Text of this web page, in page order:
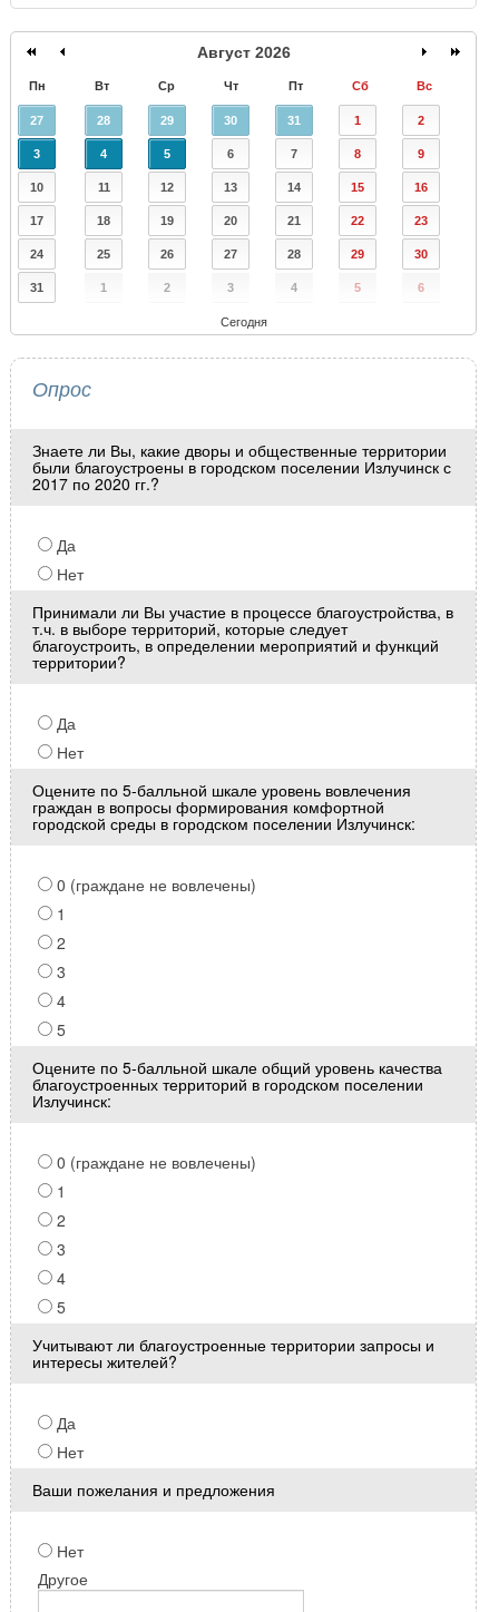
Август 2026
Пн Вт Ср Чт Пт Сб Вс
27 28 29 30 31 1 2
3 4 5 6 7 8 9
10 11 12 13 14 15 16
17 18 19 20 21 22 23
24 25 26 27 28 29 30
31 1 2 3 4 5 6
Сегодня
Опрос
Знаете ли Вы, какие дворы и общественные территории
были благоустроены в городском поселении Излучинск с
2017 по 2020 гг.?
Да
Нет
Принимали ли Вы участие в процессе благоустройства, в
т.ч. в выборе территорий, которые следует
благоустроить, в определении мероприятий и функций
территории?
Да
Нет
Оцените по 5-балльной шкале уровень вовлечения
граждан в вопросы формирования комфортной
городской среды в городском поселении Излучинск:
0 (граждане не вовлечены)
1
2
3
4
5
Оцените по 5-балльной шкале общий уровень качества
благоустроенных территорий в городском поселении
Излучинск:
0 (граждане не вовлечены)
1
2
3
4
5
Учитывают ли благоустроенные территории запросы и
интересы жителей?
Да
Нет
Ваши пожелания и предложения
Нет
Другое